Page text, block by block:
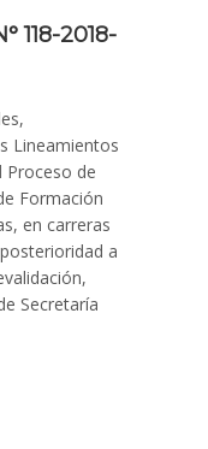
118-2018-
Lineamientos
Proceso de
Formación
en carreras
a
Secretaría